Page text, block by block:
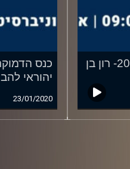
כנס הדמוקרטיה 2020- רון בן
יהוראי להב
23/01/2020